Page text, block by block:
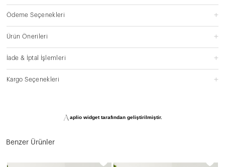
Ödeme Seçenekleri
Ürün Önerileri
İade & İptal İşlemleri
Kargo Seçenekleri
aplio widget tarafından geliştirilmiştir.
Benzer Ürünler